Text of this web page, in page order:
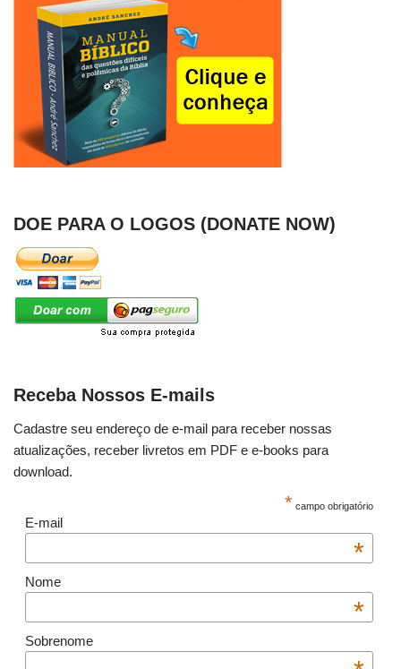
DOE PARA O LOGOS (DONATE NOW)
Receba Nossos E-mails
Cadastre seu endereço de e-mail para receber nossas
atualizações, receber livretos em PDF e e-books para
download.
* campo obrigatório
E-mail
*
Nome
*
Sobrenome